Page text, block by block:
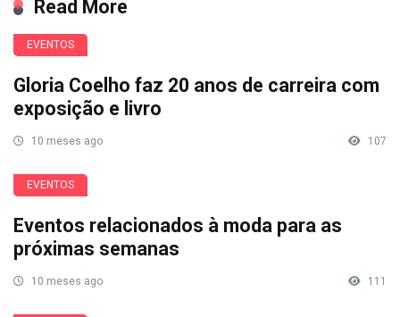
Read More
EVENTOS
Gloria Coelho faz 20 anos de carreira com
exposição e livro
10 meses ago 107
EVENTOS
Eventos relacionados à moda para as
próximas semanas
10 meses ago 111